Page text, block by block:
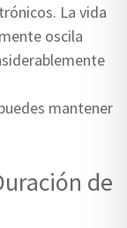
La vida
oscila
mantener
de